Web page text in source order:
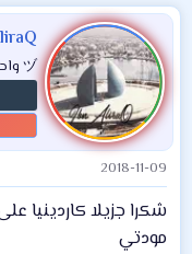
ヅ واحد من الناس ヅ
2018-11-09
شكرا جزيلا كاردينيا
مودتي